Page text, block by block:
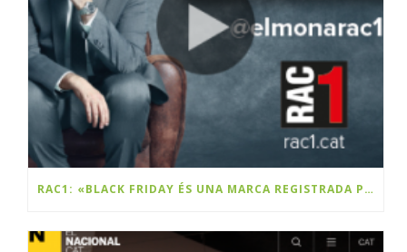
RAC1: «BLACK FRIDAY ÉS UNA MARCA REGISTRADA PER UNA EMPRESA CATALANA»